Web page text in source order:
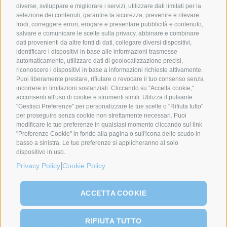
diverse, sviluppare e migliorare i servizi, utilizzare dati limitati per la
selezione dei contenuti, garantire la sicurezza, prevenire e rilevare
frodi, correggere errori, erogare e presentare pubblicità e contenuto,
salvare e comunicare le scelte sulla privacy, abbinare e combinare
dati provenienti da altre fonti di dati, collegare diversi dispositivi,
identificare i dispositivi in base alle informazioni trasmesse
automaticamente, utilizzare dati di geolocalizzazione precisi,
riconoscere i dispositivi in base a informazioni richieste attivamente.
Puoi liberamente prestare, rifiutare o revocare il tuo consenso senza
incorrere in limitazioni sostanziali. Cliccando su "Accetta cookie,"
acconsenti all'uso di cookie e strumenti simili. Utilizza il pulsante
"Gestisci Preferenze" per personalizzare le tue scelte o "Rifiuta tutto"
per proseguire senza cookie non strettamente necessari. Puoi
modificare le tue preferenze in qualsiasi momento cliccando sul link
"Preferenze Cookie" in fondo alla pagina o sull'icona dello scudo in
basso a sinistra. Le tue preferenze si applicheranno al solo
dispositivo in uso.
Privacy Policy Cookie Policy
ACCETTA COOKIE
RIFIUTA TUTTO
COMPANIES
Syncro Group
Plasmac
Plantech-CST
Eur.Ex.Ma
AceLabs
ABOUT US
About Us
Greenology
La nostra storia
NEWS & EVENTI CONTATTI